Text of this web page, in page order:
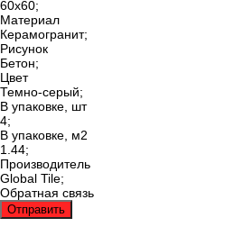
60x60;
Материал
Керамогранит;
Рисунок
Бетон;
Цвет
Темно-серый;
В упаковке, шт
4;
В упаковке, м2
1.44;
Производитель
Global Tile;
Обратная связь
Отправить